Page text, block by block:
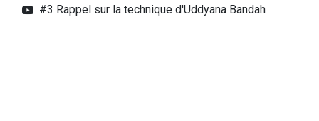
#3 Rappel sur la technique d'Uddyana Bandah